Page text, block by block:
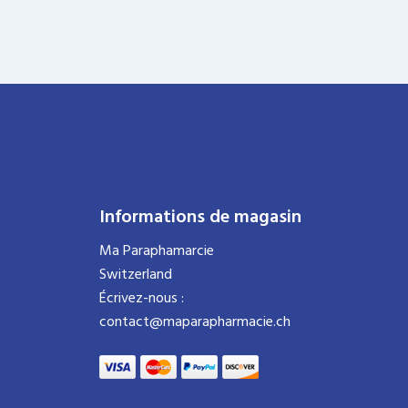
Informations de magasin
Ma Paraphamarcie
Switzerland
Écrivez-nous :
contact@maparapharmacie.ch